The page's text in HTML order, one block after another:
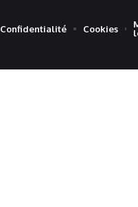
Confidentialité Cookies